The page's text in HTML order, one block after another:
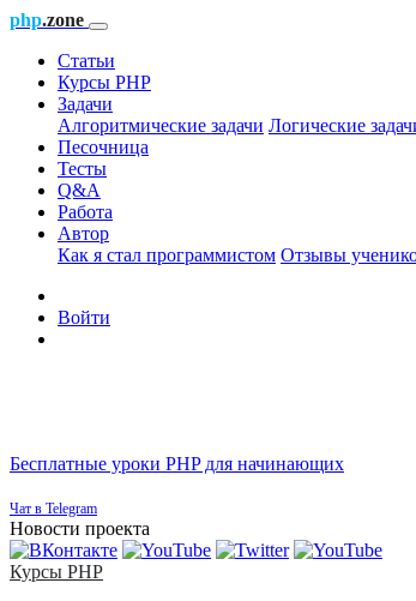
php.zone
Статьи
Курсы PHP
Задачи
Алгоритмические задачи Логические
Песочница
Тесты
Q&A
Работа
Автор
Как я стал программистом Отзывы
Войти
Бесплатные уроки PHP для начинающих
Чат в Telegram
Новости проекта
Курсы PHP